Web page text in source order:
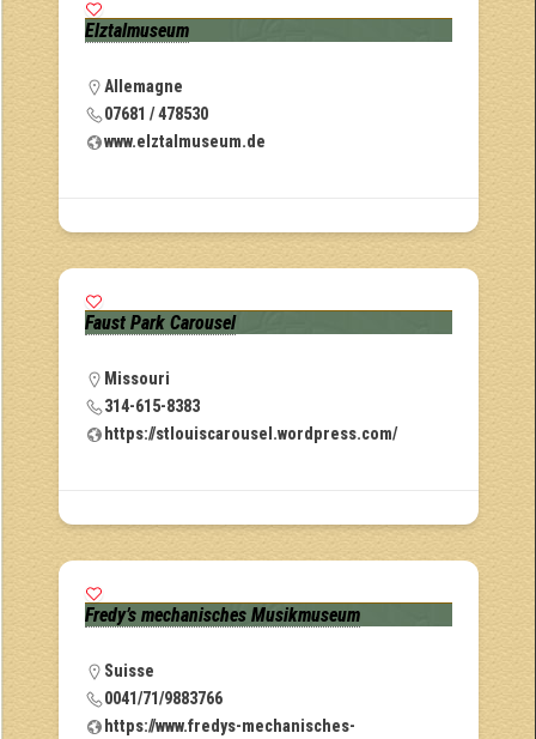
Elztalmuseum
Allemagne
07681 / 478530
www.elztalmuseum.de
Faust Park Carousel
Missouri
314-615-8383
https://stlouiscarousel.wordpress.com/
Fredy’s mechanisches Musikmuseum
Suisse
0041/71/9883766
https://www.fredys-mechanisches-